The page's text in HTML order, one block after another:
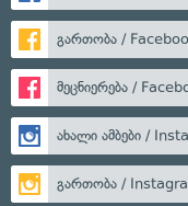
გართობა /
მეცნიერება /
ახალი ამბები /
გართობა /